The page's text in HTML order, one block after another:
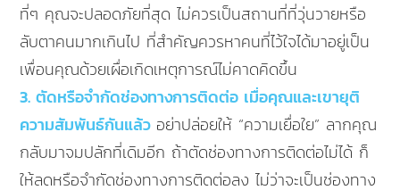
ที่ๆ คุณจะปลอดภัยที่สุด ไม่ควรเป็นสถานที่ที่วุ่นวายหรือ
ลับตาคนมากเกินไป ที่สำคัญควรหาคนที่ไว้ใจได้มาอยู่เป็น
เพื่อนคุณด้วยเผื่อเกิดเหตุการณ์ไม่คาดคิดขึ้น
3. ตัดหรือจำกัดช่องทางการติดต่อ เมื่อคุณและเขายุติ
ความสัมพันธ์กันแล้ว อย่าปล่อยให้ “ความเยื่อใย” ลากคุณ
กลับมาจมปลักที่เดิมอีก ถ้าตัดช่องทางการติดต่อไม่ได้ ก็
ให้ลดหรือจำกัดช่องทางการติดต่อลง ไม่ว่าจะเป็นช่องทาง